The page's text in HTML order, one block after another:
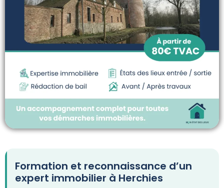
Formation et reconnaissance d’un
expert immobilier à Herchies